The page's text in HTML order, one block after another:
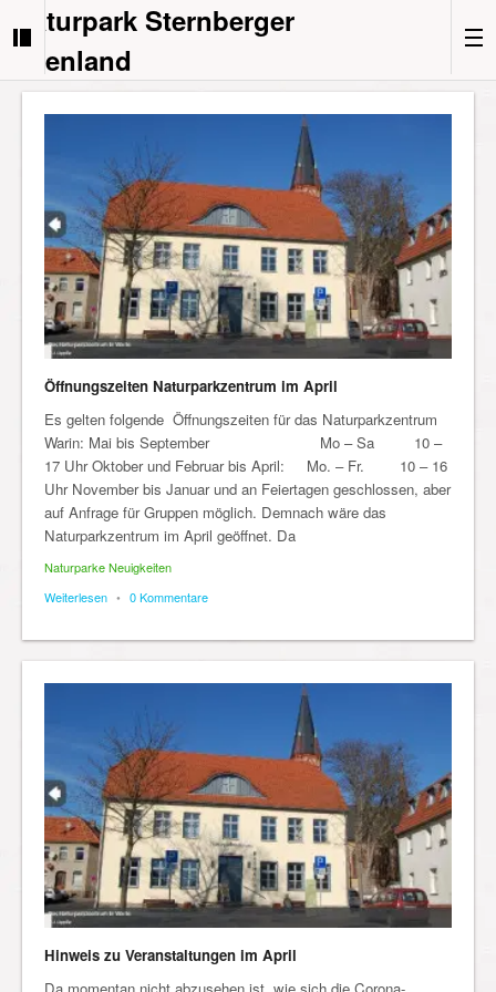
Naturpark Sternberger
Seenland
Öffnungszeiten Naturparkzentrum im April
Es gelten folgende Öffnungszeiten für das Naturparkzentrum
Warin: Mai bis September Mo – Sa 10 –
17 Uhr Oktober und Februar bis April: Mo. – Fr. 10 – 16
Uhr November bis Januar und an Feiertagen geschlossen, aber
auf Anfrage für Gruppen möglich. Demnach wäre das
Naturparkzentrum im April geöffnet. Da
Naturparke Neuigkeiten
Weiterlesen • 0 Kommentare
Hinweis zu Veranstaltungen im April